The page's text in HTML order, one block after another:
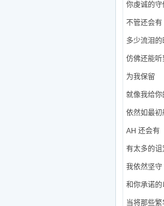
你虔诚的守
不管还会有
多少流泪的
仿佛还能
为我保留
就像我给你
依然如最初
AH 还会有
有太多的诅
我依然坚守
和你承诺的
当将那些